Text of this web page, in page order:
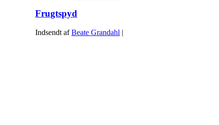
Frugtspyd
Indsendt afBeate Grandahl |